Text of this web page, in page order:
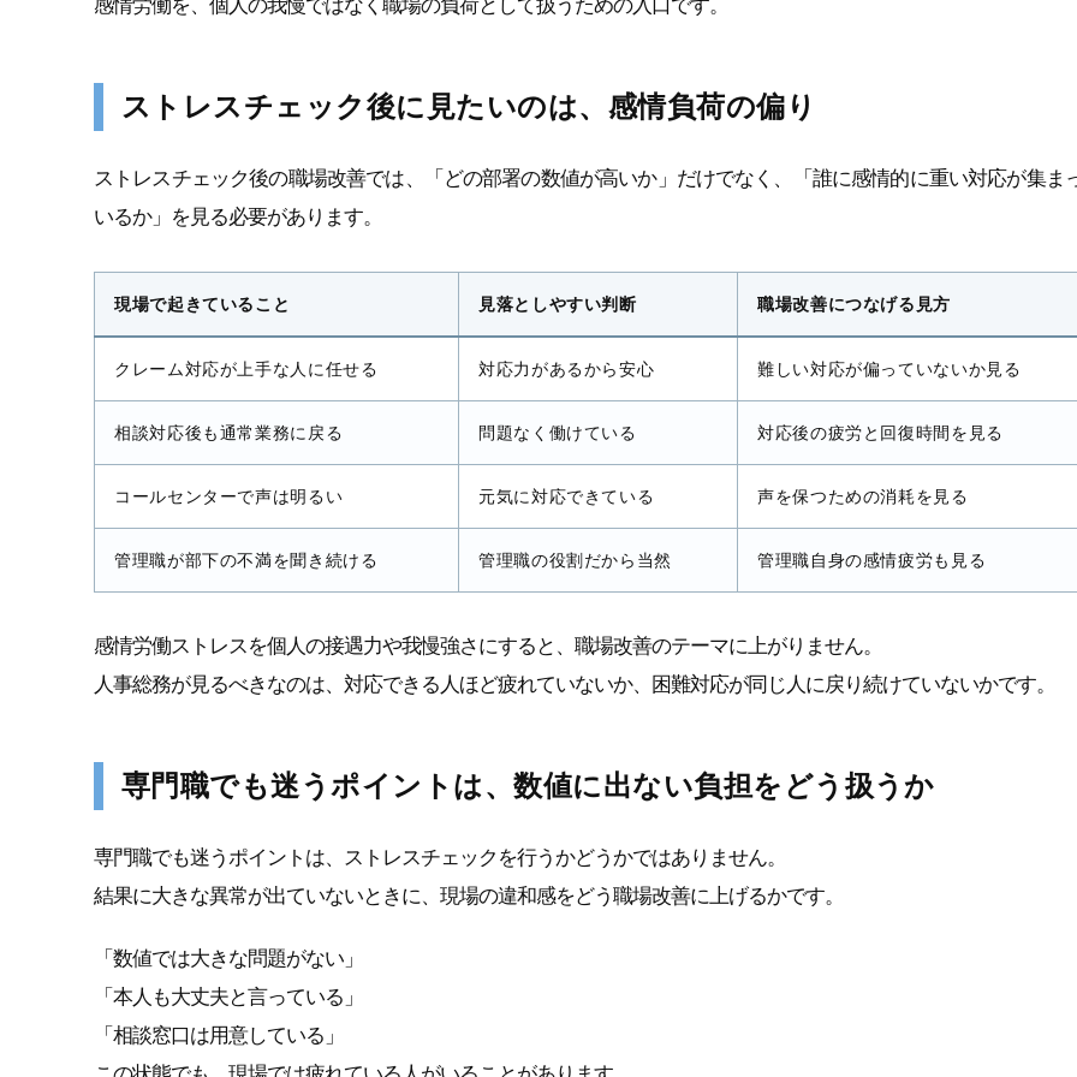
感情労働を、個人の我慢ではなく職場の負荷として扱うための入口です。
ストレスチェック後に見たいのは、感情負荷の偏り
ストレスチェック後の職場改善では、「どの部署の数値が高いか」だけでなく、「誰に感情的に重い対応が集ま
いるか」を見る必要があります。
現場で起きていること 見落としやすい判断 職場改善につなげる見方
クレーム対応が上手な人に任せる 対応力があるから安心 難しい対応が偏っていないか見る
相談対応後も通常業務に戻る 問題なく働けている 対応後の疲労と回復時間を見る
コールセンターで声は明るい 元気に対応できている 声を保つための消耗を見る
管理職が部下の不満を聞き続ける 管理職の役割だから当然 管理職自身の感情疲労も見る
感情労働ストレスを個人の接遇力や我慢強さにすると、職場改善のテーマに上がりません。
人事総務が見るべきなのは、対応できる人ほど疲れていないか、困難対応が同じ人に戻り続けていないかです。
専門職でも迷うポイントは、数値に出ない負担をどう扱うか
専門職でも迷うポイントは、ストレスチェックを行うかどうかではありません。
結果に大きな異常が出ていないときに、現場の違和感をどう職場改善に上げるかです。
「数値では大きな問題がない」
「本人も大丈夫と言っている」
「相談窓口は用意している」